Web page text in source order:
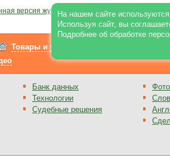
На нашем сайте
Используя сайт, вы
Подробнее об обработке
версия журнала |Отзывы|Реклама на
Товары и услуги
Банк данных
Технологии
Судебные решения